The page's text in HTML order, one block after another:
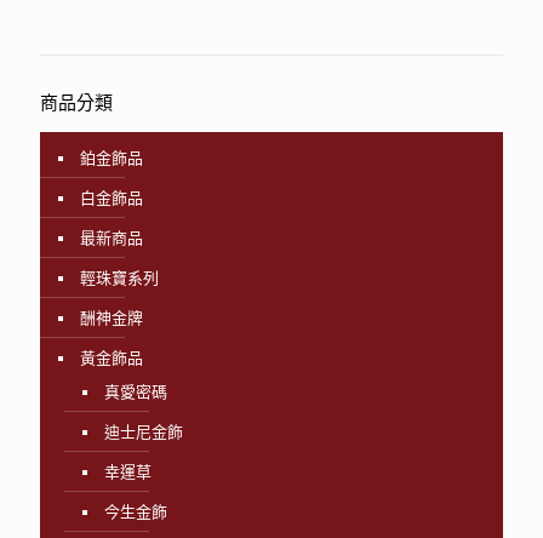
商品分類
鉑金飾品
白金飾品
最新商品
輕珠寶系列
酬神金牌
黃金飾品
真愛密碼
迪士尼金飾
幸運草
今生金飾